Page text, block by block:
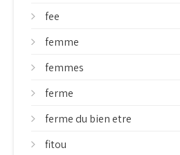
fee
femme
femmes
ferme
ferme du bien etre
fitou